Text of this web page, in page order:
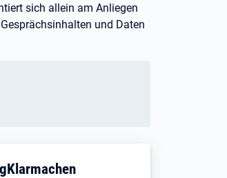
sich allein am Anliegen
und Daten